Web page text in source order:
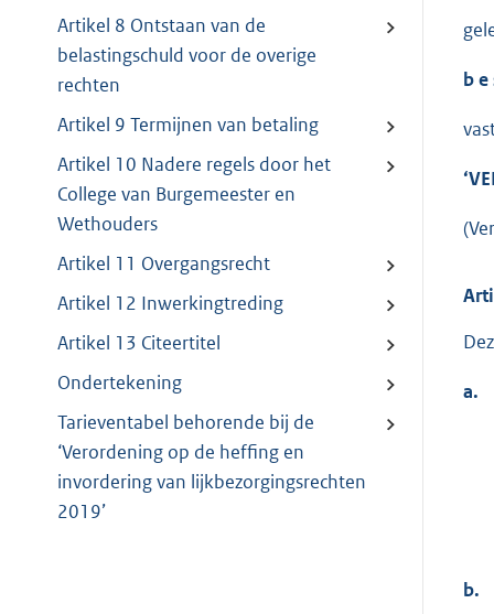
Artikel 8 Ontstaan van de
belastingschuld voor de overige
rechten
Artikel 9 Termijnen van betaling
Artikel 10 Nadere regels door het
College van Burgemeester en
Wethouders
Artikel 11 Overgangsrecht
Artikel 12 Inwerkingtreding
Artikel 13 Citeertitel
Ondertekening
Tarieventabel behorende bij de
‘Verordening op de heffing en
invordering van lijkbezorgingsrechten
2019’
b e
a.
b.